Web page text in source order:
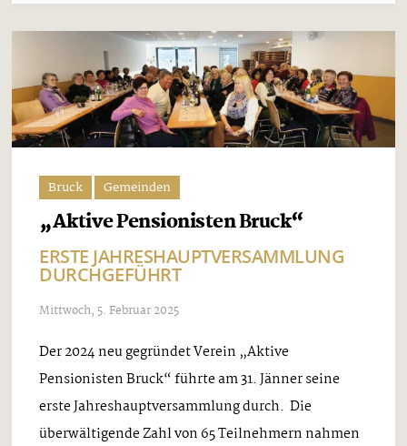
Bruck Gemeinden
„Aktive Pensionisten Bruck“
ERSTE JAHRESHAUPTVERSAMMLUNG
DURCHGEFÜHRT
Mittwoch, 5. Februar 2025
Der 2024 neu gegründet Verein „Aktive
Pensionisten Bruck“ führte am 31. Jänner seine
erste Jahreshauptversammlung durch. Die
überwältigende Zahl von 65 Teilnehmern nahmen